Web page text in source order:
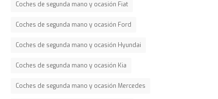
Coches de segunda mano y ocasión Fiat
Coches de segunda mano y ocasión Ford
Coches de segunda mano y ocasión Hyundai
Coches de segunda mano y ocasión Kia
Coches de segunda mano y ocasión Mercedes